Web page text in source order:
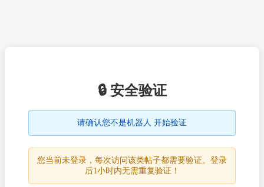
🔒 安全验证
请确认您不是机器人 开始验证
您当前未登录，每次访问该类帖子都需要验证。登录
后1小时内无需重复验证！